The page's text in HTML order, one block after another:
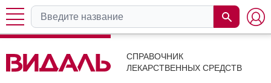
СПРАВОЧНИК
ЛЕКАРСТВЕННЫХ СРЕДСТВ